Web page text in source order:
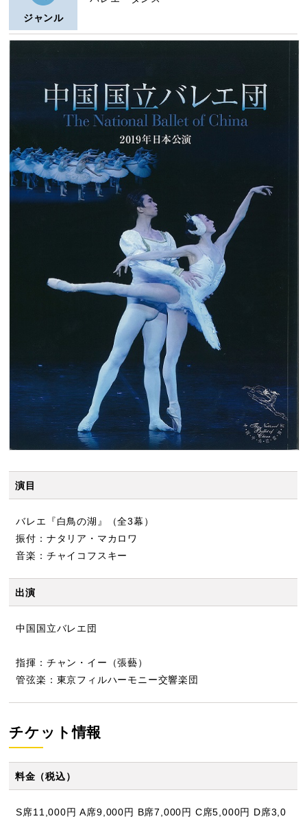
ジャンル
演目
バレエ『白鳥の湖』（全3幕）
振付：ナタリア・マカロワ
音楽：チャイコフスキー
出演
中国国立バレエ団
指揮：チャン・イー（張藝）
管弦楽：東京フィルハーモニー交響楽団
チケット情報
料金（税込）
S席11,000円 A席9,000円 B席7,000円 C席5,000円 D席3,0